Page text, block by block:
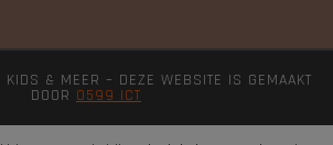
& MEER – DEZE WEBSITE IS GEMAAKT
DOOR 0599 ICT